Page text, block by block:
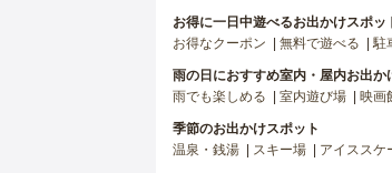
お得に一日中遊べるお出かけスポッ
お得なクーポン
無料で遊べる 駐
雨の日におすすめ室内・屋内お出か
雨でも楽しめる
室内遊び場 映画
季節のお出かけスポット
温泉・銭湯
スキー場 アイススケ